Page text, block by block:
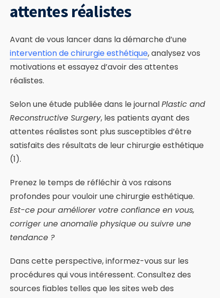
attentes réalistes
Avant de vous lancer dans la démarche d’une
intervention de chirurgie esthétique, analysez vos
motivations et essayez d’avoir des attentes
réalistes.
Selon une étude publiée dans le journalPlastic and
Reconstructive Surgery, les patients ayant des
attentes réalistes sont plus susceptibles d’être
satisfaits des résultats de leur chirurgie esthétique
(1).
Prenez le temps de réfléchir à vos raisons
profondes pour vouloir une chirurgie esthétique.
Est-ce pour améliorer votre confiance en vous,
corriger une anomalie physique ou suivre une
tendance ?
Dans cette perspective, informez-vous sur les
procédures qui vous intéressent. Consultez des
sources fiables telles que les sites web des